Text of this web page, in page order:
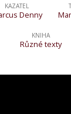
KAZATEL
Denny
KNIHA
Různé texty